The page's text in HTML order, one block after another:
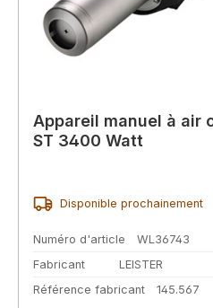
Appareil manuel à air
ST 3400 Watt
Disponible prochainement
Numéro d'article
WL36743
Fabricant
LEISTER
Référence fabricant
145.567